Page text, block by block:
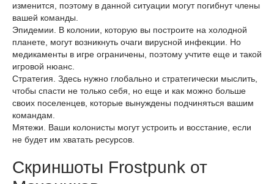
изменится, поэтому в данной ситуации могут погибнут члены
вашей команды.
Эпидемии. В колонии, которую вы построите на холодной
планете, могут возникнуть очаги вирусной инфекции. Но
медикаменты в игре ограничены, поэтому учтите еще и такой
игровой нюанс.
Стратегия. Здесь нужно глобально и стратегически мыслить,
чтобы спасти не только себя, но еще и как можно больше
своих поселенцев, которые вынуждены подчиняться вашим
командам.
Мятежи. Ваши колонисты могут устроить и восстание, если
не будет им хватать ресурсов.
Скриншоты Frostpunk от